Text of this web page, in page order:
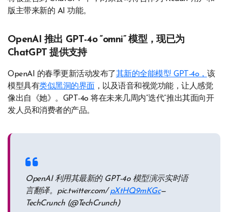
版主带来新的 AI 功能。
OpenAI 推出 GPT-4o “omni” 模型，现已为
ChatGPT 提供支持
OpenAI 的春季更新活动发布了其新的全能模型 GPT-4o， 该
模型具有类似黑洞的界面 ，以及语音和视觉功能，让人感觉
像出自《她》。GPT-4o 将在未来几周内“迭代”推出其面向开
发人员和消费者的产品。
OpenAI 利用其最新的 GPT-4o 模型演示实时语
言翻译。pic.twitter.com/pXtHQ9mKGc—
TechCrunch (@TechCrunch)